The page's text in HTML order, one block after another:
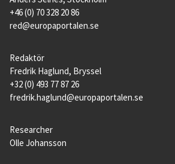
+46 (0) 70 328 20 86
red@europaportalen.se
Redaktör
Fredrik Haglund, Bryssel
+32 (0) 493 77 87 26
fredrik.haglund@europaportalen.se
Researcher
Olle Johansson